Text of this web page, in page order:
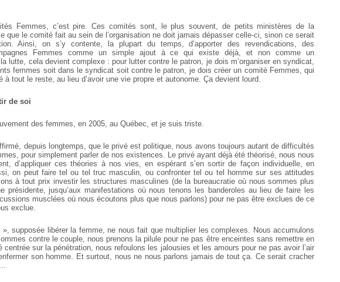
Femmes, c’est pire. Ces comités sont, le plus souvent, de petits ministères de la
que le comité fait au sein de l’organisation ne doit jamais dépasser celle-ci, sinon ce serait
Ainsi, on s’y contente, la plupart du temps, d’apporter des revendications, des
Femmes comme un simple ajout à ce qui existe déjà, et non comme un
lutte, cela devient complexe : pour lutter contre le patron, je dois m’organiser en syndicat,
femmes soit dans le syndicat soit contre le patron, je dois créer un comité Femmes, qui
à tout le reste, au lieu d’avoir une vie propre et autonome. Ça devient lourd.
de soi
des femmes, en 2005, au Québec, et je suis triste.
depuis longtemps, que le privé est politique, nous avons toujours autant de difficultés
pour simplement parler de nos existences. Le privé ayant déjà été théorisé, nous nous
d’appliquer ces théories à nos vies, en espérant s’en sortir de façon individuelle, en
on peut faire tel ou tel truc masculin, ou confronter tel ou tel homme sur ses attitudes
à tout prix investir les structures masculines (de la bureaucratie où nous sommes plus
présidente, jusqu’aux manifestations où nous tenons les banderoles au lieu de faire les
musclées où nous écoutons plus que nous parlons) pour ne pas être exclues de ce
exclue.
», supposée libérer la femme, ne nous fait que multiplier les complexes. Nous accumulons
contre le couple, nous prenons la pilule pour ne pas être enceintes sans remettre en
centrée sur la pénétration, nous refoulons les jalousies et les amours pour ne pas avoir l’air
son homme. Et surtout, nous ne nous parlons jamais de tout ça. Ce serait cracher